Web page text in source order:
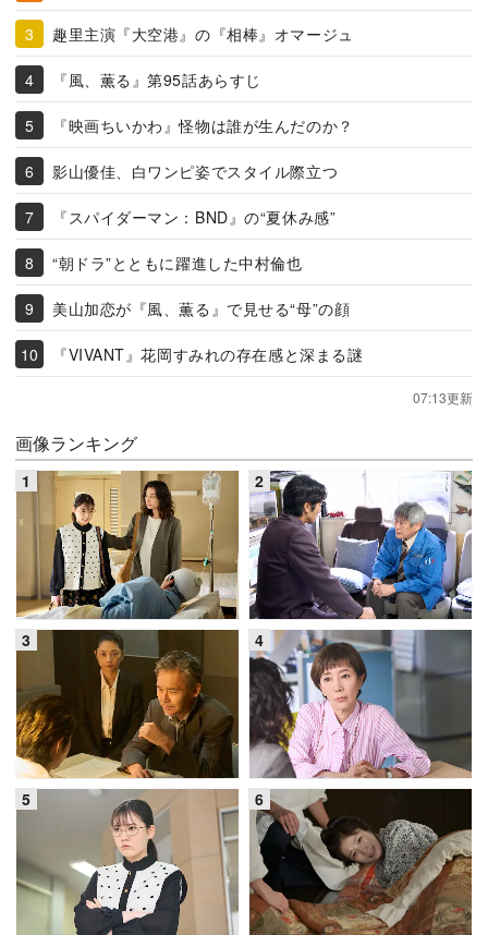
趣里主演『大空港』の『相棒』オマージュ
『風、薫る』第95話あらすじ
『映画ちいかわ』怪物は誰が生んだのか？
影山優佳、白ワンピ姿でスタイル際立つ
『スパイダーマン：BND』の“夏休み感”
“朝ドラ”とともに躍進した中村倫也
美山加恋が『風、薫る』で見せる“母”の顔
『VIVANT』花岡すみれの存在感と深まる謎
07:13更新
画像ランキング